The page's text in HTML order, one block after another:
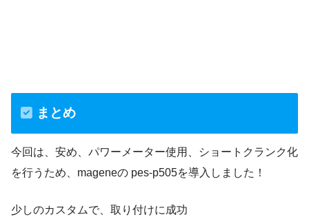
まとめ
今回は、安め、パワーメーター使用、ショートクランク化
を行うため、mageneの pes-p505を導入しました！
少しのカスタムで、取り付けに成功